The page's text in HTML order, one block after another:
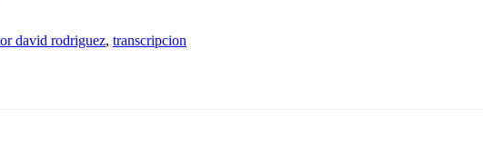
david rodriguez, transcripcion